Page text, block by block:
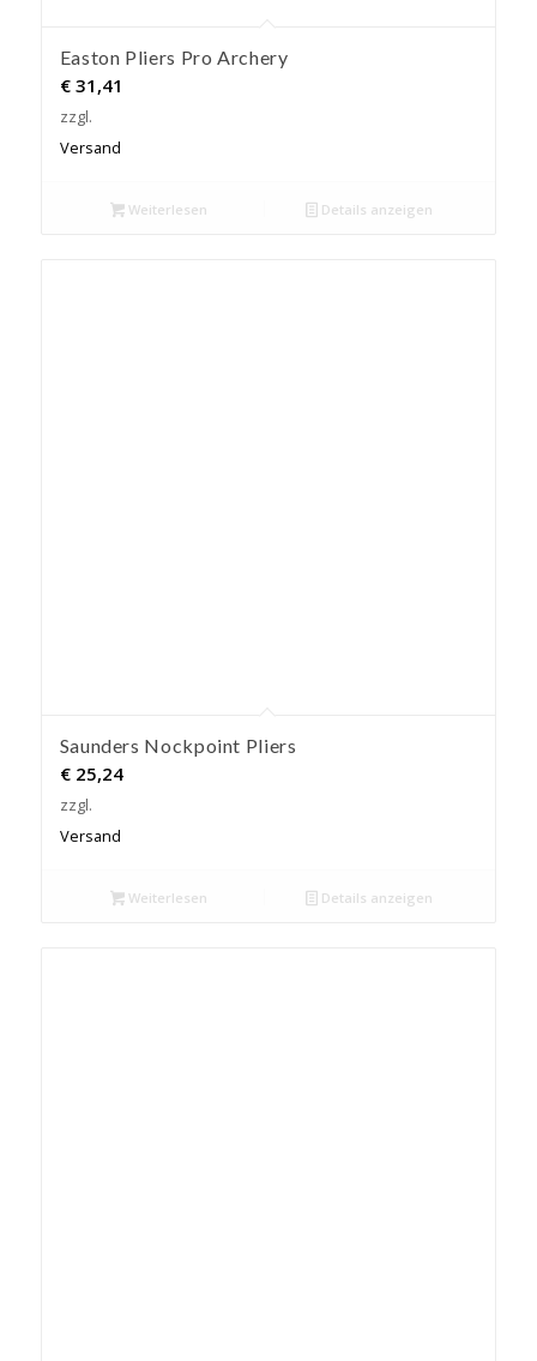
Easton Pliers Pro Archery
€31,41
zzgl.
Versand
Weiterlesen Details anzeigen
Saunders Nockpoint Pliers
€25,24
zzgl.
Versand
Weiterlesen Details anzeigen